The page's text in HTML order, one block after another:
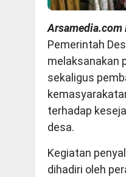
Arsamedia.com
Pemerintah
melaksanakan
sekaligus
terhadap
desa.
Kegiatan
dihadiri oleh